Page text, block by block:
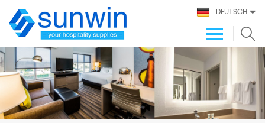
DEUTSCH